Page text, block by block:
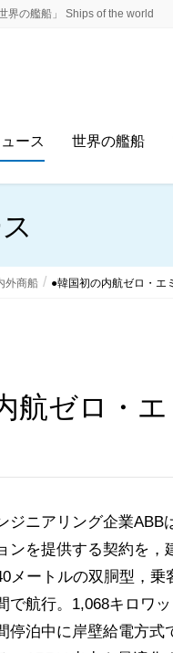
界の艦船」 Ships of the world
ース 世界の艦船
外商船 ●韓国初の内航ゼロ・エ
ニアリング企業ABB
ンを提供する契約を，
メートルの双胴型，
で航行。1,068キロワ
停泊中に岸壁給電方式